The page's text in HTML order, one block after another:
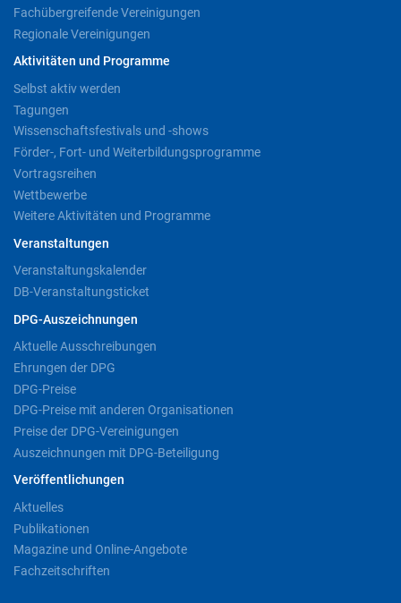
Fachübergreifende Vereinigungen
Regionale Vereinigungen
Aktivitäten und Programme
Selbst aktiv werden
Tagungen
Wissenschaftsfestivals und -shows
Förder-, Fort- und Weiterbildungsprogramme
Vortragsreihen
Wettbewerbe
Weitere Aktivitäten und Programme
Veranstaltungen
Veranstaltungskalender
DB-Veranstaltungsticket
DPG-Auszeichnungen
Aktuelle Ausschreibungen
Ehrungen der DPG
DPG-Preise
DPG-Preise mit anderen Organisationen
Preise der DPG-Vereinigungen
Auszeichnungen mit DPG-Beteiligung
Veröffentlichungen
Aktuelles
Publikationen
Magazine und Online-Angebote
Fachzeitschriften